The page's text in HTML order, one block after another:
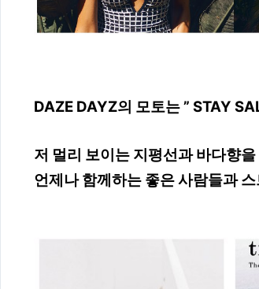
DAZE DAYZ의 모토는 ” STAY
저 멀리 보이는 지평선과 바다향
언제나 함께하는 좋은 사람들과